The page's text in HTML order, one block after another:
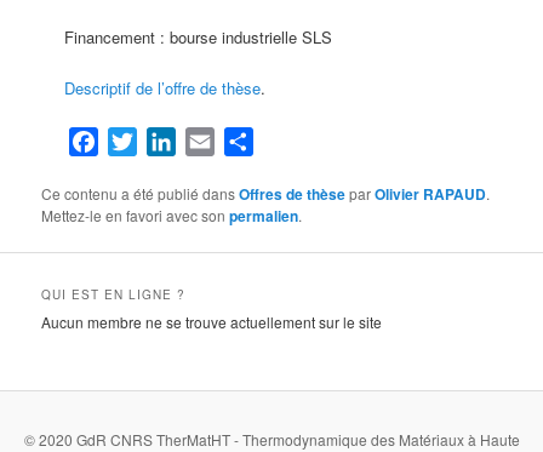
Financement : bourse industrielle SLS
Descriptif de l’offre de thèse.
FacebookTwitterLinkedIn
Email
Ce contenu a été publié dansOffres de thèseparOlivier RAPAUD.
Mettez-le en favori avec sonpermalien.
QUI EST EN LIGNE ?
Aucun membre ne se trouve actuellement sur le site
© 2020 GdR CNRS TherMatHT - Thermodynamique des Matériaux à Haute